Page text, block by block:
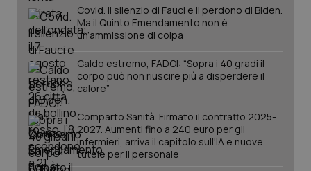
Covid. Il silenzio di Fauci e il perdono di Biden.
Ma il Quinto Emendamento non è
un’ammissione di colpa
Caldo estremo, FADOI: “Sopra i 40 gradi il
corpo può non riuscire più a disperdere il
calore”
Comparto Sanità. Firmato il contratto 2025-
2027. Aumenti fino a 240 euro per gli
infermieri, arriva il capitolo sull'IA e nuove
tutele per il personale
Google LLC
.quotidianosanita.it